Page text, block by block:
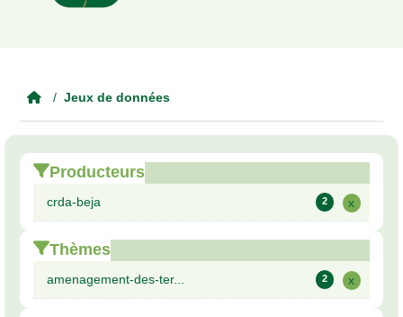
Jeux de données
Producteurs
crda-beja 2 x
Thèmes
amenagement-des-ter... 2 x